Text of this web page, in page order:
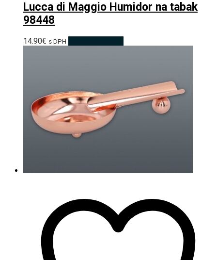
Lucca di Maggio Humidor na tabak
98448
14.90€ s DPH